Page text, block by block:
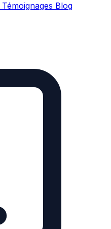
Témoignages Blog